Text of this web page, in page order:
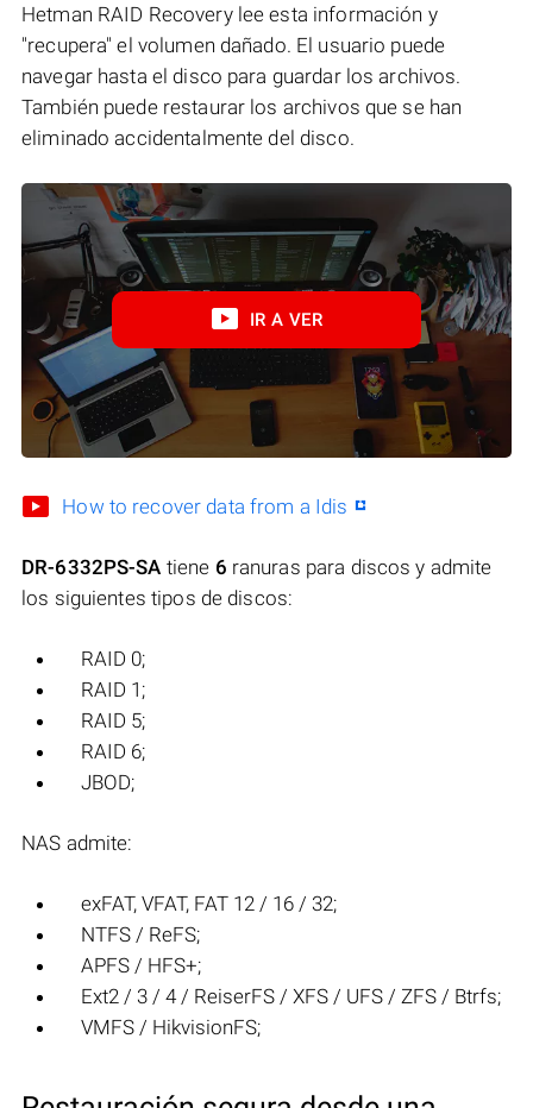
Hetman RAID Recovery lee esta información y
"recupera" el volumen dañado. El usuario puede
navegar hasta el disco para guardar los archivos.
También puede restaurar los archivos que se han
eliminado accidentalmente del disco.
IR A VER
How to recover data from a Idis
DR-6332PS-SA tiene 6 ranuras para discos y admite
los siguientes tipos de discos:
RAID 0;
RAID 1;
RAID 5;
RAID 6;
JBOD;
NAS admite:
exFAT, VFAT, FAT 12 / 16 / 32;
NTFS / ReFS;
APFS / HFS+;
Ext2 / 3 / 4 / ReiserFS / XFS / UFS / ZFS / Btrfs;
VMFS / HikvisionFS;